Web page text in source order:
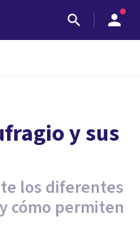
y sus
los diferentes
cómo permiten